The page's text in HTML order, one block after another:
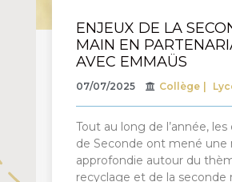
ENJEUX DE LA
MAIN EN
AVEC EMMAÜS
07/07/2025 Collège
Tout au long de l’année, les
de Seconde ont mené une
approfondie autour du
recyclage et de la seconde